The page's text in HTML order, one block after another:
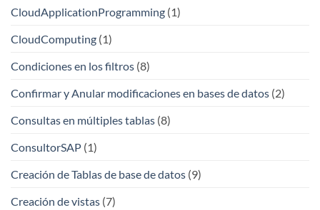
CloudApplicationProgramming (1)
CloudComputing (1)
Condiciones en los filtros (8)
Confirmar y Anular modificaciones en bases de datos (2)
Consultas en múltiples tablas (8)
ConsultorSAP (1)
Creación de Tablas de base de datos (9)
Creación de vistas (7)